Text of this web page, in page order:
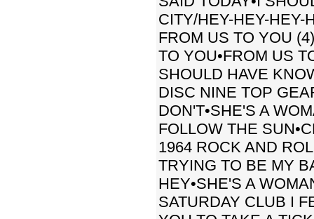
CITY/HEY-HEY-HEY-
FROM US TO YOU
TO YOU•FROM US
SHOULD HAVE
DISC NINE TOP
DON'T•SHE'S A
FOLLOW THE
1964 ROCK AND
TRYING TO BE MY
HEY•SHE'S A
SATURDAY CLUB I